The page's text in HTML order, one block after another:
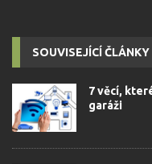
SOUVISEJÍCÍ ČLÁNKY
7 věcí,
garáži